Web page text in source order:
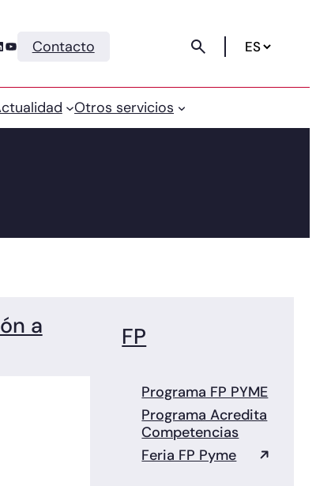
YouTube Contacto
Otros servicios
a
FP
Programa FP PYME
Programa Acredita
Competencias
Feria FP Pyme